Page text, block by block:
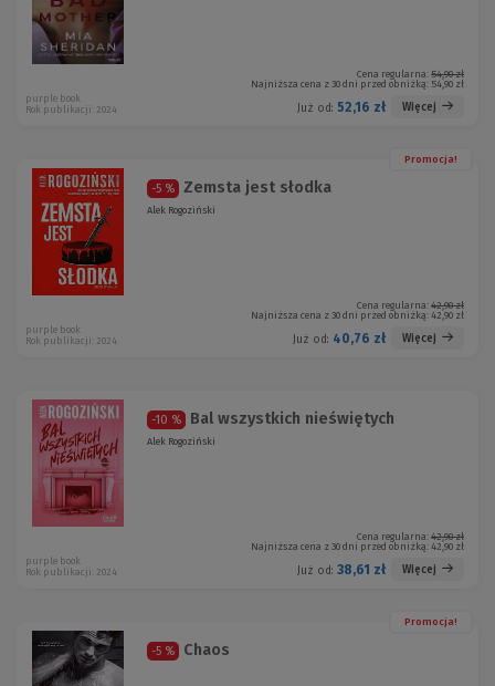
Cena regularna: 54,90 zł
Najniższa cena z 30 dni przed obniżką: 54,90 zł
Już od: 52,16 zł Więcej
purple book
Rok publikacji: 2024
Promocja!
-5 % Zemsta jest słodka
Alek Rogoziński
Cena regularna: 42,90 zł
Najniższa cena z 30 dni przed obniżką: 42,90 zł
Już od: 40,76 zł Więcej
purple book
Rok publikacji: 2024
-10 % Bal wszystkich nieświętych
Alek Rogoziński
Cena regularna: 42,90 zł
Najniższa cena z 30 dni przed obniżką: 42,90 zł
Już od: 38,61 zł Więcej
purple book
Rok publikacji: 2024
Promocja!
-5 % Chaos